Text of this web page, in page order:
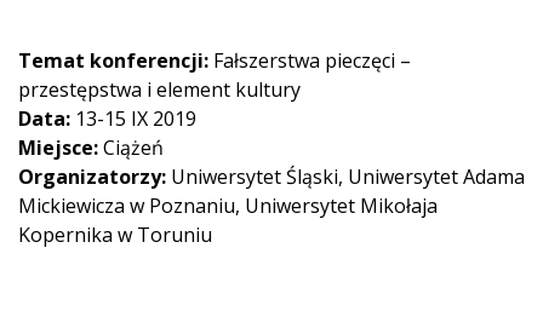
Temat konferencji: Fałszerstwa pieczęci –
przestępstwa i element kultury
Data: 13-15 IX 2019
Miejsce:Ciążeń
Organizatorzy: Uniwersytet Śląski, Uniwersytet Adama
Mickiewicza w Poznaniu, Uniwersytet Mikołaja
Kopernika w Toruniu